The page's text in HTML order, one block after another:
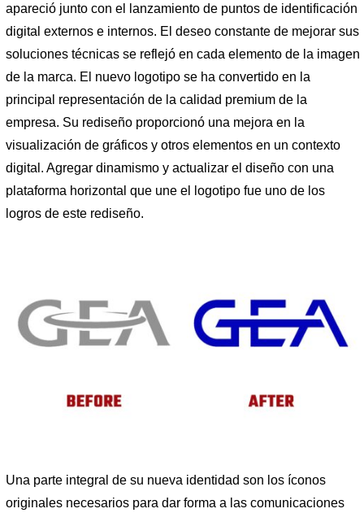
apareció junto con el lanzamiento de puntos de identificación
digital externos e internos. El deseo constante de mejorar sus
soluciones técnicas se reflejó en cada elemento de la imagen
de la marca. El nuevo logotipo se ha convertido en la
principal representación de la calidad premium de la
empresa. Su rediseño proporcionó una mejora en la
visualización de gráficos y otros elementos en un contexto
digital. Agregar dinamismo y actualizar el diseño con una
plataforma horizontal que une el logotipo fue uno de los
logros de este rediseño.
Una parte integral de su nueva identidad son los íconos
originales necesarios para dar forma a las comunicaciones